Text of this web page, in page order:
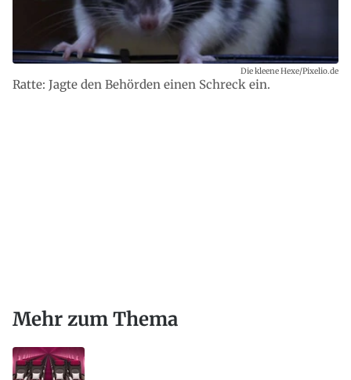
Ratte: Jagte den Behörden einen Schreck ein.
Die kleene Hexe/Pixelio.de
Mehr zum Thema